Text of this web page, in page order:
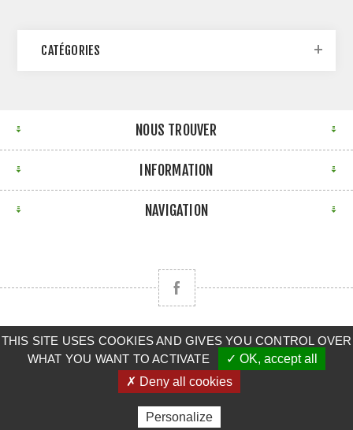
CATÉGORIES
NOUS TROUVER
INFORMATION
NAVIGATION
Copyright © 2026 CLAAS BRETAGNE SUD. Tous droits
réservés.
Powered by nopCommerce
THIS SITE USES COOKIES AND GIVES YOU CONTROL OVER
WHAT YOU WANT TO ACTIVATE
✓ OK, accept all
✗ Deny all cookies
Personalize